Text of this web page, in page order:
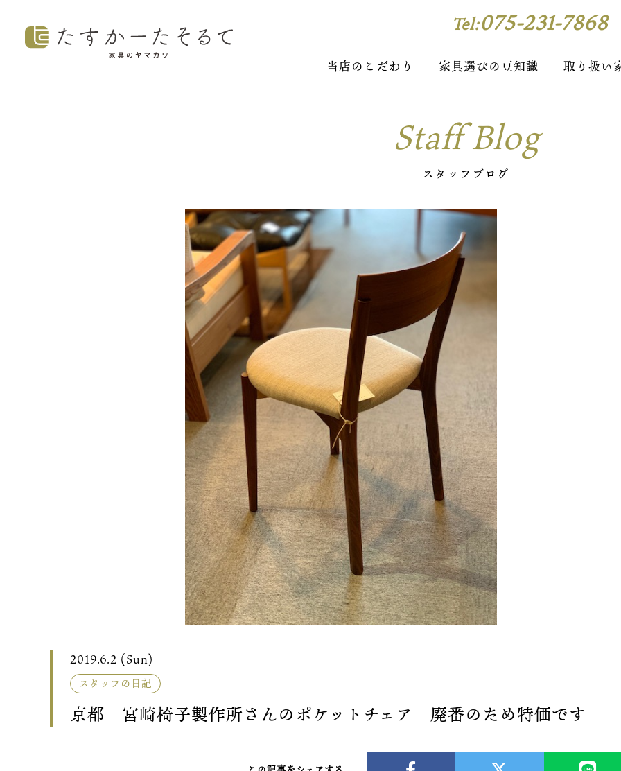
Tel:075-231-7868
当店のこだわり 家具選びの豆知識 取り扱い
Staff Blog
スタッフブログ
2019.6.2 (Sun)
スタッフの日記
京都 宮崎椅子製作所さんのポケットチェア 廃番のため特価です